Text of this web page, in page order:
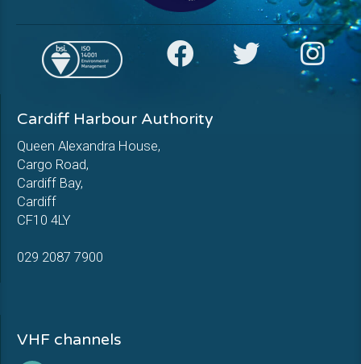
Cardiff Harbour Authority
Queen Alexandra House,
Cargo Road,
Cardiff Bay,
Cardiff
CF10 4LY
029 2087 7900
VHF channels